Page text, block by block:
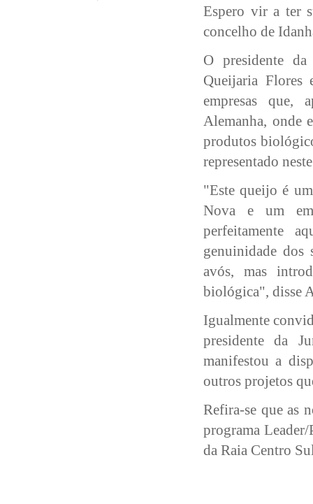
Espero vir a ter
concelho de
O presidente
Queijaria Flores
empresas que,
Alemanha, onde
produtos
representado
"Este queijo é
Nova e um
perfeitamente
genuinidade dos
avós, mas
biológica", disse
Igualmente
presidente da
manifestou a
outros projetos
Refira-se que as
programa
da Raia Centro